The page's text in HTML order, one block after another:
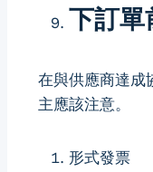
下訂單
在與供應商達成
主應該注意。
形式發票